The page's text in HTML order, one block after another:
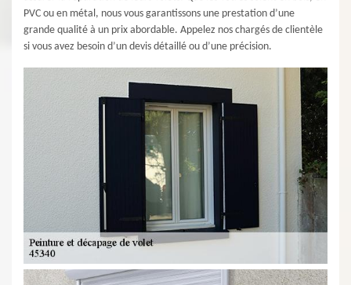
PVC ou en métal, nous vous garantissons une prestation d’une
grande qualité à un prix abordable. Appelez nos chargés de clientèle
si vous avez besoin d’un devis détaillé ou d’une précision.